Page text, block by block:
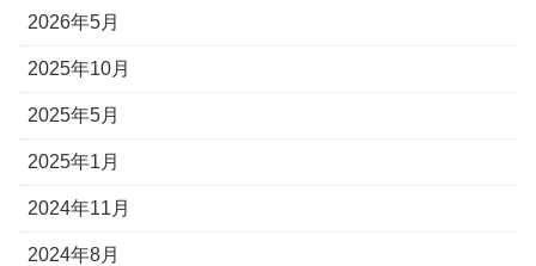
2026年5月
2025年10月
2025年5月
2025年1月
2024年11月
2024年8月